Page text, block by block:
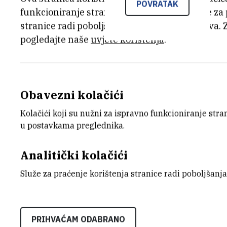
23.10.2014.
U sklopu IMI 2 Info dana, kojeg
(IMI), Inovativna farmaceutska
znanstvenici, male i srednje tvrtke,
farmaceutska industrija pozvani su da
koji se na razini Europske unije
bi trebali omogućiti ubrzanje
primjene u liječenju bolesti današnjice
antibiotika za rezistentne bakterije.
POVRATAK
funkcioniranje stranice, dok se drugi koriste
stranice radi poboljšanja korisničkog iskustva.
pogledajte naše uvjete korištenja.
Obavezni kolačići
Kolačići koji su nužni za ispravno funkcioniranje
u postavkama preglednika.
Analitički kolačići
Služe za praćenje korištenja stranice radi
PRIHVAĆAM ODABRANO